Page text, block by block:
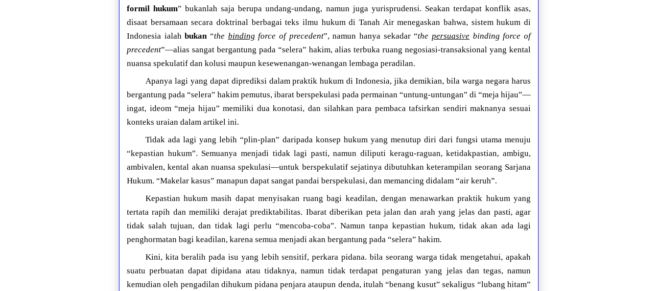
formil hukum” bukanlah saja berupa undang-undang, namun juga yurisprudensi. Seakan terdapat konflik asas,
disaat bersamaan secara doktrinal berbagai teks ilmu hukum di Tanah Air menegaskan bahwa, sistem hukum di
Indonesia ialahbukan“the binding force of precedent”, namun hanya sekadar “thepersuasive binding force of
precedent”—alias sangat bergantung pada “selera” hakim, alias terbuka ruang negosiasi-transaksional yang kental
nuansa spekulatif dan kolusi maupun kesewenangan-wenangan lembaga peradilan.
Apanya lagi yang dapat diprediksi dalam praktik hukum di Indonesia, jika demikian, bila warga negara harus
bergantung pada “selera” hakim pemutus, ibarat berspekulasi pada permainan “untung-untungan” di “meja hijau”—
ingat, ideom “meja hijau” memiliki dua konotasi, dan silahkan para pembaca tafsirkan sendiri maknanya sesuai
konteks uraian dalam artikel ini.
Tidak ada lagi yang lebih “plin-plan” daripada konsep hukum yang menutup diri dari fungsi utama menuju
“kepastian hukum”. Semuanya menjadi tidak lagi pasti, namun diliputi keragu-raguan, ketidakpastian, ambigu,
ambivalen, kental akan nuansa spekulasi—untuk berspekulatif sejatinya dibutuhkan keterampilan seorang Sarjana
Hukum. “Makelar kasus” manapun dapat sangat pandai berspekulasi, dan memancing didalam “air keruh”.
Kepastian hukum masih dapat menyisakan ruang bagi keadilan, dengan menawarkan praktik hukum yang
tertata rapih dan memiliki derajat prediktabilitas. Ibarat diberikan peta jalan dan arah yang jelas dan pasti, agar
tidak salah tujuan, dan tidak lagi perlu “mencoba-coba”. Namun tanpa kepastian hukum, tidak akan ada lagi
penghormatan bagi keadilan, karena semua menjadi akan bergantung pada “selera” hakim.
Kini, kita beralih pada isu yang lebih sensitif, perkara pidana. bila seorang warga tidak mengetahui, apakah
suatu perbuatan dapat dipidana atau tidaknya, namun tidak terdapat pengaturan yang jelas dan tegas, namun
kemudian oleh pengadilan dihukum pidana penjara ataupun denda, itulah “benang kusut” sekaligus “lubang hitam”